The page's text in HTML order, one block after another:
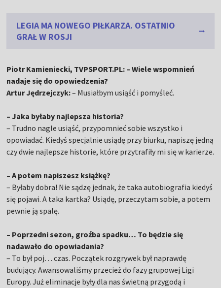
LEGIA MA NOWEGO PIŁKARZA. OSTATNIO
GRAŁ W ROSJI
Piotr Kamieniecki, TVPSPORT.PL: – Wiele wspomnień
nadaje się do opowiedzenia?
Artur Jędrzejczyk:– Musiałbym usiąść i pomyśleć.
– Jaka byłaby najlepsza historia?
– Trudno nagle usiąść, przypomnieć sobie wszystko i
opowiadać. Kiedyś specjalnie usiądę przy biurku, napiszę jedną
czy dwie najlepsze historie, które przytrafiły mi się w karierze.
– A potem napiszesz książkę?
– Byłaby dobra! Nie sądzę jednak, że taka autobiografia kiedyś
się pojawi. A taka kartka? Usiądę, przeczytam sobie, a potem
pewnie ją spalę.
– Poprzedni sezon, groźba spadku… To będzie się
nadawało do opowiadania?
– To był poj… czas. Początek rozgrywek był naprawdę
budujący. Awansowaliśmy przecież do fazy grupowej Ligi
Europy. Już eliminacje były dla nas świetną przygodą i